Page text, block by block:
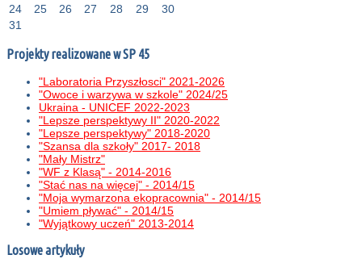
24
25 26 27 28 29
30
31
Projekty realizowane w SP 45
"Laboratoria Przyszłosci" 2021-2026
"Owoce i warzywa w szkole" 2024/25
Ukraina - UNICEF 2022-2023
"Lepsze perspektywy II" 2020-2022
"Lepsze perspektywy" 2018-2020
"Szansa dla szkoły" 2017- 2018
"Mały Mistrz"
"WF z Klasą" - 2014-2016
"Stać nas na więcej" - 2014/15
"Moja wymarzona ekopracownia" - 2014/15
"Umiem pływać" - 2014/15
"Wyjątkowy uczeń" 2013-2014
Losowe artykuły